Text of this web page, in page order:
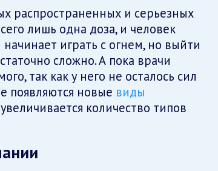
распространенных и серьезных
лишь одна доза, и человек
играть с огнем, но выйти
сложно. А пока врачи
так как у него не осталось сил
появляются новые виды
количество типов